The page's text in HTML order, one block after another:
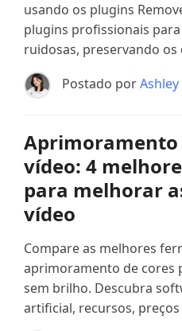
usando os plugins
plugins profissionais
ruidosas, preservando os
Postado por
Aprimoramento
vídeo: 4
para melhorar
vídeo
Compare as melhores
aprimoramento de cores
sem brilho. Descubra
artificial, recursos,